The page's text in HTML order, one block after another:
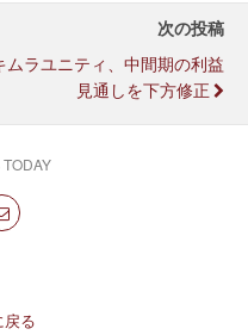
次の投稿
ムラユニティ、中間期の利益
見通しを下方修正
戻る